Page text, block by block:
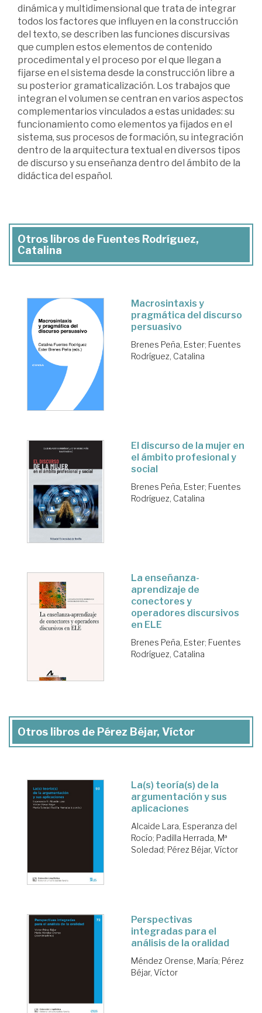
dinámica y multidimensional que trata de integrar
todos los factores que influyen en la construcción
del texto, se describen las funciones discursivas
que cumplen estos elementos de contenido
procedimental y el proceso por el que llegan a
fijarse en el sistema desde la construcción libre a
su posterior gramaticalización. Los trabajos que
integran el volumen se centran en varios aspectos
complementarios vinculados a estas unidades: su
funcionamiento como elementos ya fijados en el
sistema, sus procesos de formación, su integración
dentro de la arquitectura textual en diversos tipos
de discurso y su enseñanza dentro del ámbito de la
didáctica del español.
Otros libros de Fuentes Rodríguez,
Catalina
Macrosintaxis y
pragmática del discurso
persuasivo
Brenes Peña, Ester; Fuentes
Rodríguez, Catalina
El discurso de la mujer en
el ámbito profesional y
social
Brenes Peña, Ester; Fuentes
Rodríguez, Catalina
La enseñanza-
aprendizaje de
conectores y
operadores discursivos
en ELE
Brenes Peña, Ester; Fuentes
Rodríguez, Catalina
Otros libros de Pérez Béjar, Víctor
La(s) teoría(s) de la
argumentación y sus
aplicaciones
Alcaide Lara, Esperanza del
Rocío; Padilla Herrada, Mª
Soledad; Pérez Béjar, Víctor
Perspectivas
integradas para el
análisis de la oralidad
Méndez Orense, María; Pérez
Béjar, Víctor